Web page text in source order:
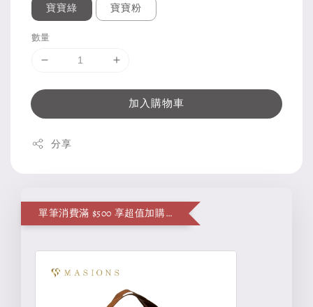
寶寶綠 寶寶粉
數量
加入購物車
分享
單筆消費滿 $500 享超值加購便當袋